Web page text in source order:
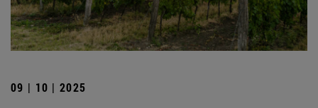
09 | 10 | 2025